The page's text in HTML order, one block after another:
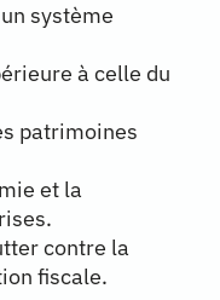
système
à celle du
patrimoines
et la
contre la
fiscale.